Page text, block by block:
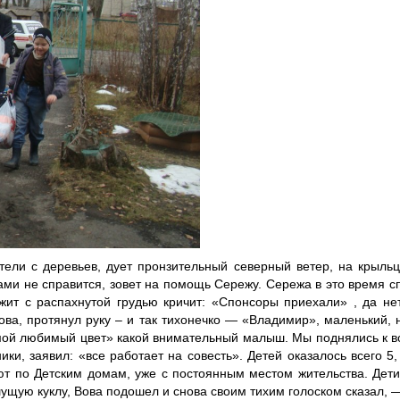
с деревьев, дует пронзительный северный ветер, на
не справится, зовет на помощь Сережу. Сережа в это время
с распахнутой грудью кричит: «Спонсоры приехали» , да
протянул руку – и так тихонечко — «Владимир», маленький,
любимый цвет» какой внимательный малыш. Мы поднялись к
заявил: «все работает на совесть». Детей оказалось
по Детским домам, уже с постоянным местом жительства.
куклу, Вова подошел и снова своим тихим голоском сказал,